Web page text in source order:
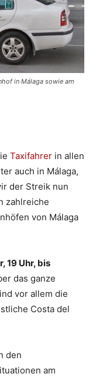
in Málaga sowie am
Taxifahrer in allen
auch in Málaga,
der Streik nun
zahlreiche
von Málaga
19 Uhr, bis
das ganze
vor allem die
Costa del
den
am